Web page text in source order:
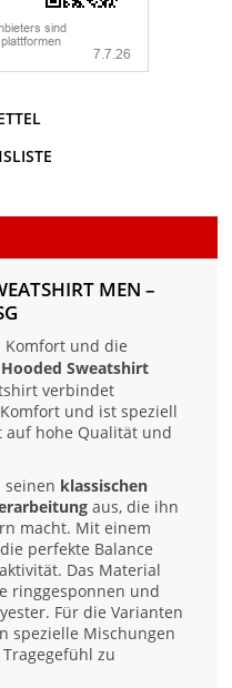
MEN –
Komfort und die
Sweatshirt
verbindet
und ist speziell
hohe Qualität und
seinen klassischen
aus, die ihn
macht. Mit einem
perfekte Balance
Das Material
ringgesponnen und
Für die Varianten
spezielle Mischungen
zu